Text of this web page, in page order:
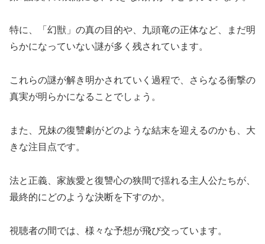
特に、「幻獣」の真の目的や、九頭竜の正体など、まだ明
らかになっていない謎が多く残されています。
これらの謎が解き明かされていく過程で、さらなる衝撃の
真実が明らかになることでしょう。
また、兄妹の復讐劇がどのような結末を迎えるのかも、大
きな注目点です。
法と正義、家族愛と復讐心の狭間で揺れる主人公たちが、
最終的にどのような決断を下すのか。
視聴者の間では、様々な予想が飛び交っています。